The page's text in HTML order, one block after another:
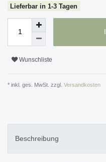
Lieferbar in 1-3 Tagen
Wunschliste
* inkl. ges. MwSt. zzgl. Versandkosten
Beschreibung